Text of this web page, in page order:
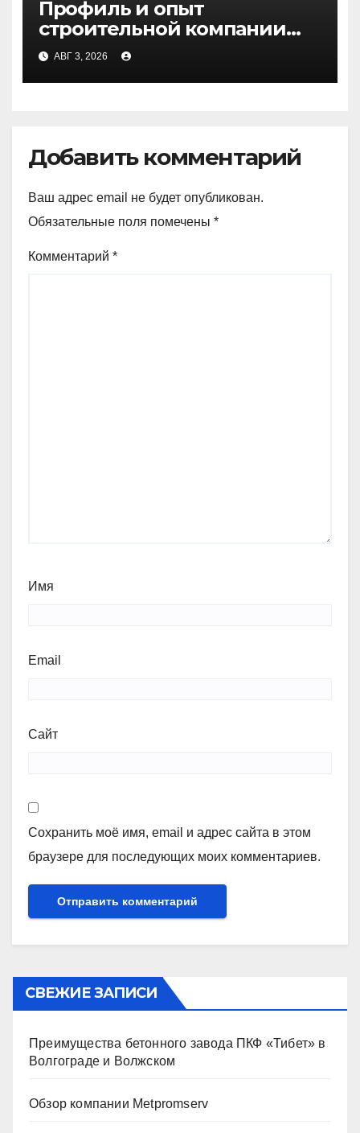
Профиль и опыт
строительной компании
Медичи
АВГ 3, 2026
Добавить комментарий
Ваш адрес email не будет опубликован.
Обязательные поля помечены *
Комментарий *
Имя
Email
Сайт
Сохранить моё имя, email и адрес сайта в этом
браузере для последующих моих комментариев.
СВЕЖИЕ ЗАПИСИ
Преимущества бетонного завода ПКФ «Тибет» в
Волгограде и Волжском
Обзор компании Metpromserv